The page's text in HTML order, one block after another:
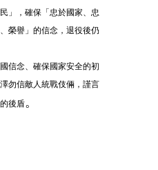
」，確保「忠於國家、忠
榮譽」的信念，退役後仍
信念、確保國家安全的初
勿信敵人統戰伎倆，謹言
後盾。